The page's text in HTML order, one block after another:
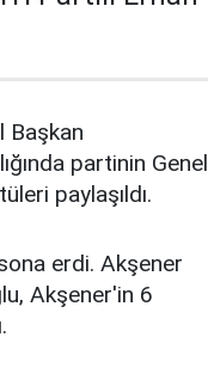
Başkan
partinin Genel
paylaşıldı.
erdi. Akşener
Akşener'in 6